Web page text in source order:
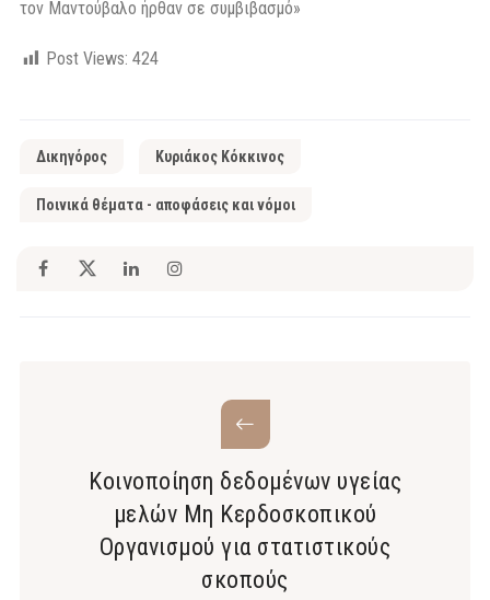
τον Μαντούβαλο ήρθαν σε συμβιβασμό»
Post Views: 424
Δικηγόρος Κυριάκος Κόκκινος
Ποινικά θέματα - αποφάσεις και νόμοι
Κοινοποίηση δεδομένων υγείας
μελών Μη Κερδοσκοπικού
Οργανισμού για στατιστικούς
σκοπούς